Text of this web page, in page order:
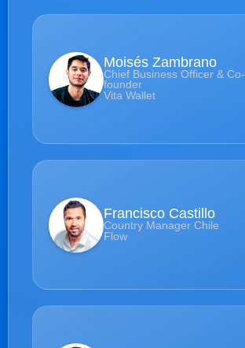
Moisés Zambrano
Chief Business Officer & Co-
founder
Vita Wallet
Francisco Castillo
Country Manager Chile
Flow